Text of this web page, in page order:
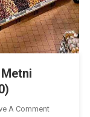
Metni
A CommentOn